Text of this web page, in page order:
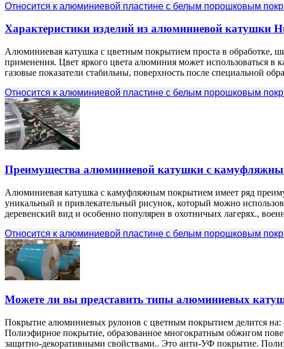
Относится к алюминиевой пластине с белым порошковым
Характеристики изделий из алюминиевой катушки
Алюминиевая катушка с цветным покрытием проста в обработке,
применения. Цвет яркого цвета алюминия может использоваться в
газовые показатели стабильны, поверхность после специальной
Относится к алюминиевой пластине с белым порошковым
Преимущества алюминиевой катушки с
Алюминиевая катушка с камуфляжным покрытием имеет ряд
уникальный и привлекательный рисунок, который можно
деревенский вид и особенно популярен в охотничьих лагерях.,
Относится к алюминиевой пластине с белым порошковым
Можете ли вы представить типы алюминиевых
Покрытие алюминиевых рулонов с цветным покрытием делится
Полиэфирное покрытие, образованное многократным обжигом
защитно-декоративными свойствами.. Это анти-УФ покрытие.